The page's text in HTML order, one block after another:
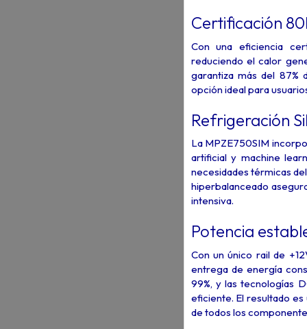
Certificación
Con una eficiencia
reduciendo el calor
garantiza más del
opción ideal para
Refrigeración
La MPZE750SIM
artificial y machine
necesidades térmicas
hiperbalanceado
intensiva.
Potencia
Con un único rail de
entrega de energía
99%, y las tecnologías
eficiente. El resultado
de todos los